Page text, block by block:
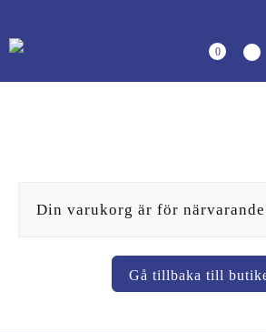
0
Din varukorg är för
Gå tillbaka till